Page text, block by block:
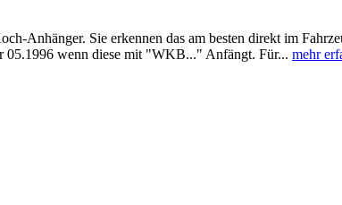
Anhänger. Sie erkennen das am besten direkt im
05.1996 wenn diese mit "WKB..." Anfängt. Für... mehr